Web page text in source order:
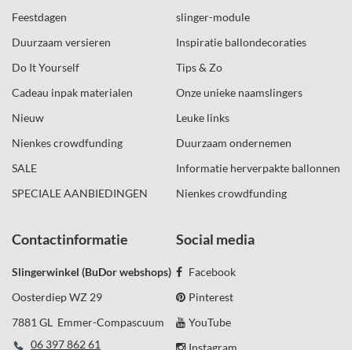
Feestdagen
Duurzaam versieren
Do It Yourself
Cadeau inpak materialen
Nieuw
Nienkes crowdfunding
SALE
SPECIALE AANBIEDINGEN
slinger-module
Inspiratie ballondecoraties
Tips & Zo
Onze unieke naamslingers
Leuke links
Duurzaam ondernemen
Informatie herverpakte ballonnen
Nienkes crowdfunding
Contactinformatie
Slingerwinkel (BuDor webshops)
Oosterdiep WZ 29
7881 GL Emmer-Compascuum
06 397 862 61
Social media
Facebook
Pinterest
YouTube
Instagram